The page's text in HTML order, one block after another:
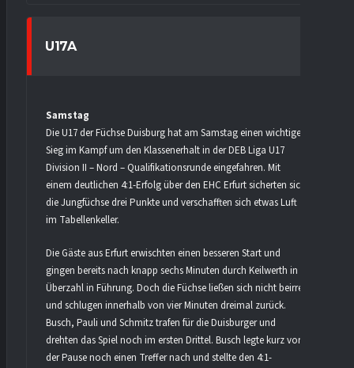
U17A
Samstag
Die U17 der Füchse Duisburg hat am Samstag einen wichtigen
Sieg im Kampf um den Klassenerhalt in der DEB Liga U17
Division II – Nord – Qualifikationsrunde eingefahren. Mit
einem deutlichen 4:1-Erfolg über den EHC Erfurt sicherten sich
die Jungfüchse drei Punkte und verschafften sich etwas Luft
im Tabellenkeller.
Die Gäste aus Erfurt erwischten einen besseren Start und
gingen bereits nach knapp sechs Minuten durch Keilwerth in
Überzahl in Führung. Doch die Füchse ließen sich nicht beirren
und schlugen innerhalb von vier Minuten dreimal zurück.
Busch, Pauli und Schmitz trafen für die Duisburger und
drehten das Spiel noch im ersten Drittel. Busch legte kurz vor
der Pause noch einen Treffer nach und stellte den 4:1-